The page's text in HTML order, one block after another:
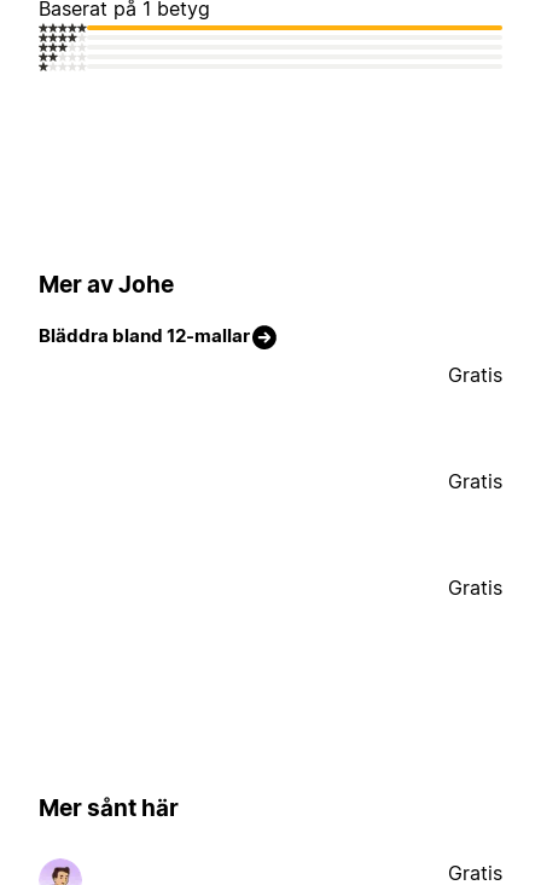
Baserat på 1 betyg
Mer av Johe
Bläddra bland 12-mallar
Gratis
Gratis
Gratis
Mer sånt här
Gratis